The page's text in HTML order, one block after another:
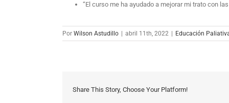
“El curso me ha ayudado a mejorar mi trato con
Por Wilson Astudillo abril 11th, 2022 Educación
Share This Story, Choose Your Platform!